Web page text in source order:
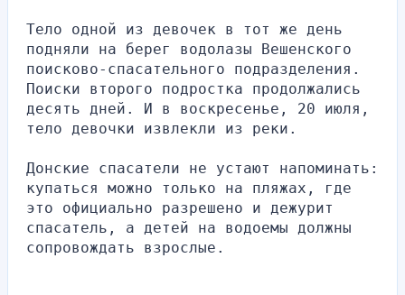
Тело одной из девочек в тот же день
подняли на берег водолазы Вешенского
поисково-спасательного подразделения.
Поиски второго подростка продолжались
десять дней. И в воскресенье, 20 июля,
тело девочки извлекли из реки.
Донские спасатели не устают напоминать:
купаться можно только на пляжах, где
это официально разрешено и дежурит
спасатель, а детей на водоемы должны
сопровождать взрослые.